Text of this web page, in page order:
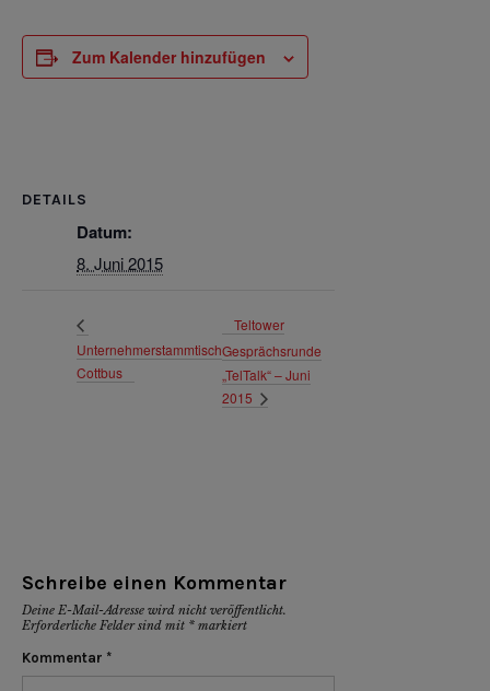
Zum Kalender hinzufügen
DETAILS
Datum:
8. Juni 2015
Unternehmerstammtisch
Cottbus
Teltower
Gesprächsrunde
„TelTalk“ – Juni
2015
Schreibe einen Kommentar
Deine E-Mail-Adresse wird nicht veröffentlicht.
Erforderliche Felder sind mit * markiert
Kommentar *